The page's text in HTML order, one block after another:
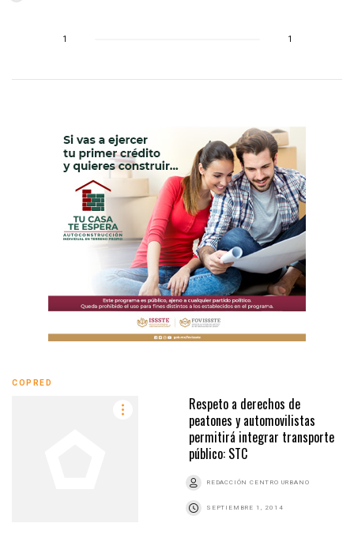
1 1
COPRED
Respeto a derechos de
peatones y automovilistas
permitirá integrar transporte
público: STC
REDACCIÓN CENTRO URBANO
SEPTIEMBRE 1, 2014